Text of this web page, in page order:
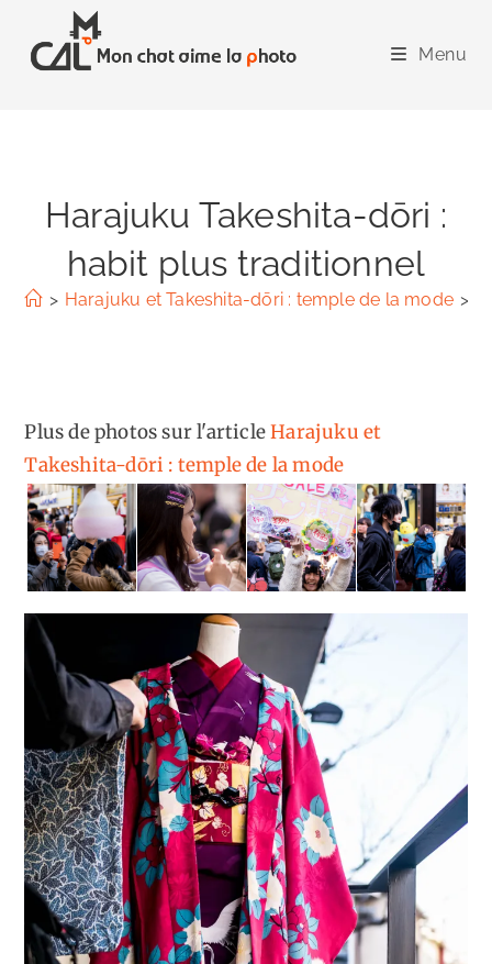
content
Menu
Harajuku Takeshita-dōri :
habit plus traditionnel
> Harajuku et Takeshita-dōri : temple de la mode >
Plus de photos sur l'articleHarajuku et
Takeshita-dōri : temple de la mode